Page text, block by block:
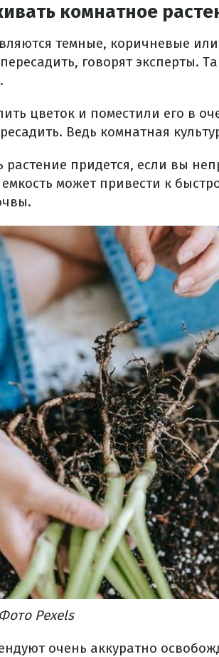
комнатное
темные, коричневые
говорят эксперты.
цветок и поместили его в
Ведь комнатная
растение придется, если вы
может привести к
Pexels
очень аккуратно